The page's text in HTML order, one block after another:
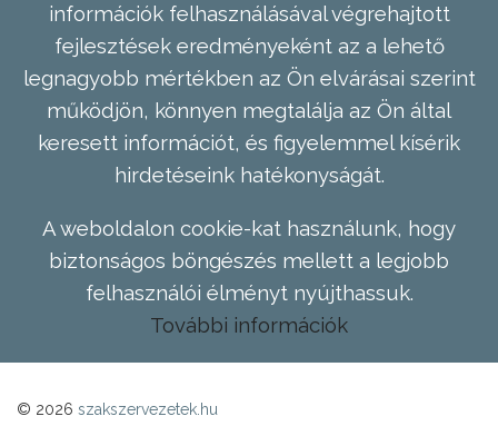
információk felhasználásával végrehajtott
fejlesztések eredményeként az a lehető
legnagyobb mértékben az Ön elvárásai szerint
működjön, könnyen megtalálja az Ön által
keresett információt, és figyelemmel kísérik
hirdetéseink hatékonyságát.
A weboldalon cookie-kat használunk, hogy
biztonságos böngészés mellett a legjobb
felhasználói élményt nyújthassuk.
További információk
© 2026 szakszervezetek.hu